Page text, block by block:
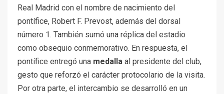
Real Madrid con el nombre de nacimiento del
pontífice, Robert F. Prevost, además del dorsal
número 1. También sumó una réplica del estadio
como obsequio conmemorativo. En respuesta, el
pontífice entregó una medalla al presidente del club,
gesto que reforzó el carácter protocolario de la visita.
Por otra parte, el intercambio se desarrolló en un